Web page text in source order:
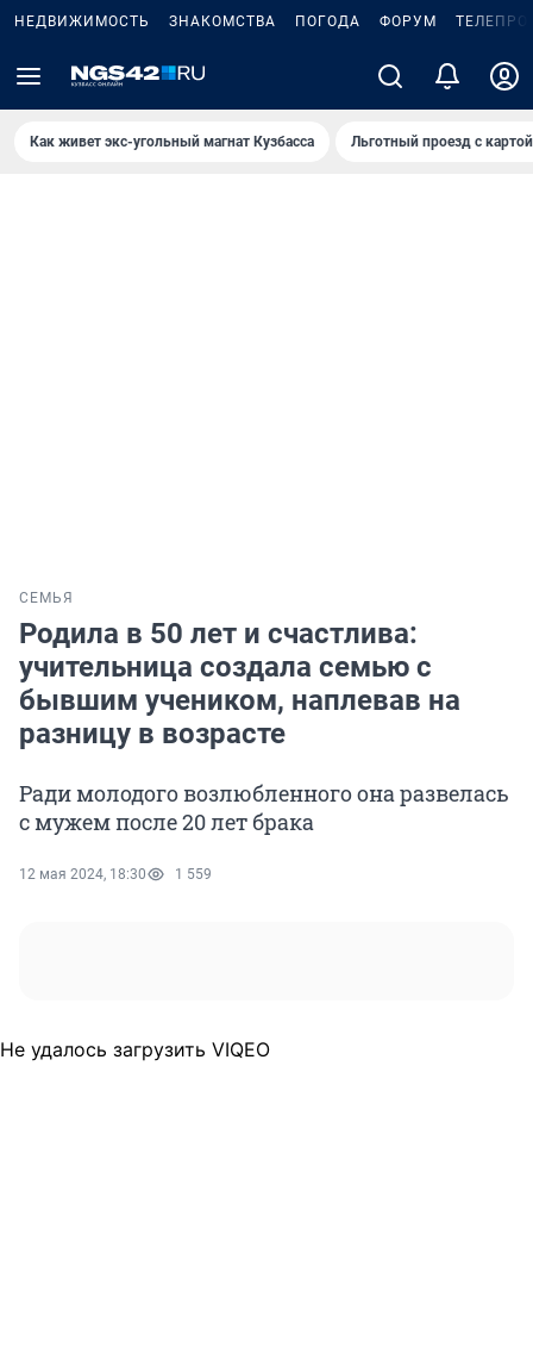
НЕДВИЖИМОСТЬ ЗНАКОМСТВА ПОГОДА ФОРУМ
Как живет экс-угольный магнат Кузбасса Льготный проезд с
СЕМЬЯ
Родила в 50 лет и счастлива:
учительница создала семью с
бывшим учеником, наплевав на
разницу в возрасте
Ради молодого возлюбленного она развелась
с мужем после 20 лет брака
12 мая 2024, 18:30 1 559
Не удалось загрузить VIQEO